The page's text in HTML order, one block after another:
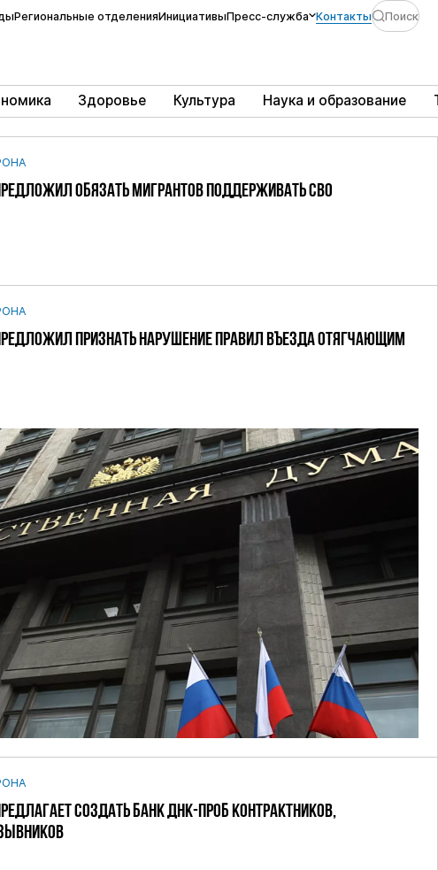
Региональные отделенияИнициативыПресс-служба Контакты Поиск
Здоровье Культура Наука и образование
ОБЯЗАТЬ МИГРАНТОВ ПОДДЕРЖИВАТЬ СВО
ПРИЗНАТЬ НАРУШЕНИЕ ПРАВИЛ ВЪЕЗДА ОТЯГЧАЮЩИМ
СОЗДАТЬ БАНК ДНК-ПРОБ КОНТРАКТНИКОВ,